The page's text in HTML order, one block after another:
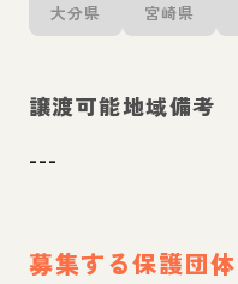
大分県 宮崎県
譲渡可能地域備考
---
募集する保護団体